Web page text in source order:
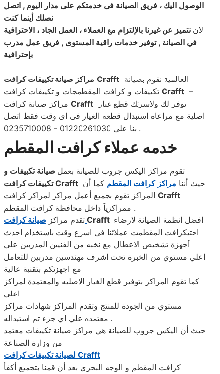
الوصول اليك ، فريق الصيانة فى خدمتكم على مدار اليوم , اتصل
نصلك أينما كنت
لان نتميز عن غيرنا بالإلتزام مع العملاء ، العمل الجاد ، الاحترافية
في الصيانة , توفير خدمات راقية المستوى , فريق عمل مدرب
بإحترافية
مراكز صيانة تكييفات كرافت Crafft
Crafft –
Crafft
اصلية مع مراعاه استبدال قطعه الغيار فى اى وقت فقط اتصل
بنا على 01220261030 – 0235710008 .
خدمه عملاء كرافت المقطم
تقوم مراكز اليكس جروب للصيانة بعمل صيانة تكييفات و
تكييفات كرافت Crafft حيث أننا مراكز كرافت المقطم كما أن
Crafft
ممراكزياَ داخل محافظة كرافت المقطم .
تقدم مراكز Crafft
احتيكرافت المقطمت عملائنا فى اسرع وقت باستخدام احدث
أجهزة تشخيص الاعطال مع نخبه من الفنيين المدربين علي
اعلي مستوي من الخبرة تحت اشرف مهندسين مدربين للتعامل
مع اجهزتكم بتقنية عالية
كما تقوم المراكز بتوفير قطع الغيار الاصليه والمعتمدة لمراكز
اعلي
مستوي من الجودة للمنتج وتقدم المراكز شهادات مراكز
معتمده علي اي جزء تم استبداله .
حيث أن اليكس جروب للصيانة هي مراكز صيانة تكييفات معتمد
من وزارة الصناعة
Crafft
كرافت المقطم و الوجه البحري بعد أن قمنا بتجميع أكفأ